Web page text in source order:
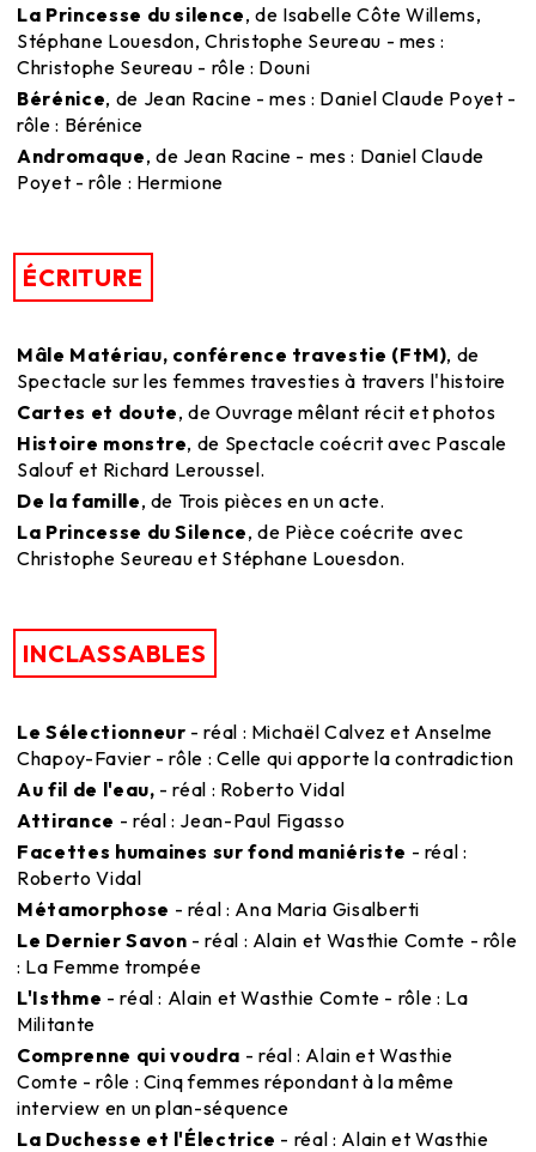
La Princesse du silence, de Isabelle Côte Willems,
Stéphane Louesdon, Christophe Seureau - mes :
Christophe Seureau - rôle : Douni
Bérénice, de Jean Racine - mes : Daniel Claude Poyet -
rôle : Bérénice
Andromaque, de Jean Racine - mes : Daniel Claude
Poyet - rôle : Hermione
ÉCRITURE
Mâle Matériau, conférence travestie (FtM), de
Spectacle sur les femmes travesties à travers l'histoire
Cartes et doute, de Ouvrage mêlant récit et photos
Histoire monstre, de Spectacle coécrit avec Pascale
Salouf et Richard Leroussel.
De la famille, de Trois pièces en un acte.
La Princesse du Silence, de Pièce coécrite avec
Christophe Seureau et Stéphane Louesdon.
INCLASSABLES
Le Sélectionneur - réal : Michaël Calvez et Anselme
Chapoy-Favier - rôle : Celle qui apporte la contradiction
Au fil de l'eau, - réal : Roberto Vidal
Attirance - réal : Jean-Paul Figasso
Facettes humaines sur fond maniériste - réal :
Roberto Vidal
Métamorphose - réal : Ana Maria Gisalberti
Le Dernier Savon - réal : Alain et Wasthie Comte - rôle
: La Femme trompée
L'Isthme - réal : Alain et Wasthie Comte - rôle : La
Militante
Comprenne qui voudra - réal : Alain et Wasthie
Comte - rôle : Cinq femmes répondant à la même
interview en un plan-séquence
La Duchesse et l'Électrice - réal : Alain et Wasthie